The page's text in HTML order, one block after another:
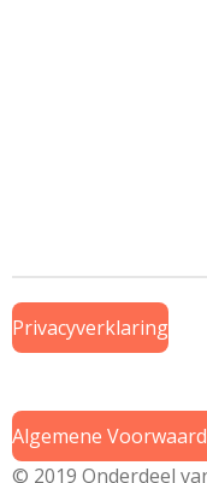
Privacyverklaring
Algemene
© 2019 Onderdeel